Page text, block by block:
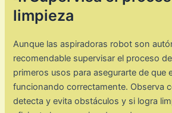
limpieza
Aunque las aspiradoras robot son
recomendable supervisar el proceso
primeros usos para asegurarte de que
funcionando correctamente. Observa
detecta y evita obstáculos y si logra